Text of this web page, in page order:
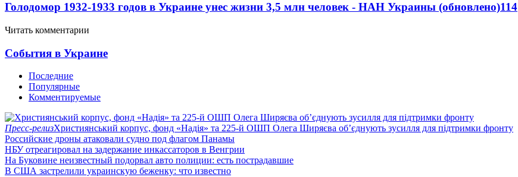
Голодомор 1932-1933 годов в Украине унес жизни 3,5 млн человек - НАН Украины (обновлено)114
Читать комментарии
События в Украине
Последние
Популярные
Комментируемые
Пресс-релизХристиянський корпус, фонд «Надія» та 225-й ОШП Олега Ширяєва об’єднують зусилля для підтримки фронту
Российские дроны атаковали судно под флагом Панамы
НБУ отреагировал на задержание инкассаторов в Венгрии
На Буковине неизвестный подорвал авто полиции: есть пострадавшие
В США застрелили украинскую беженку: что известно